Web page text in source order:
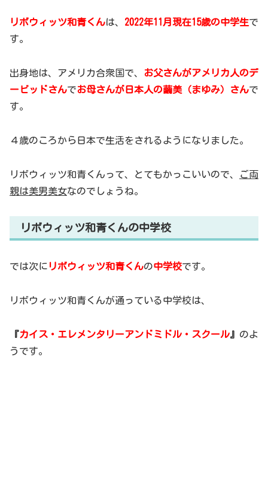
リボウィッツ和青くんは、 2022年11月現在15歳の中学生で
す。
出身地は、アメリカ合衆国で、 お父さんがアメリカ人のデ
ービッドさんでお母さんが日本人の繭美（まゆみ）さんで
す。
４歳のころから日本で生活をされるようになりました。
リボウィッツ和青くんって、とてもかっこいいので、
ご両
親は美男美女なのでしょうね。
リボウィッツ和青くんの中学校
では次に リボウィッツ和青くんの中学校です。
リボウィッツ和青くんが通っている中学校は、
『カイス・エレメンタリーアンドミドル・スクール』 のよ
うです。